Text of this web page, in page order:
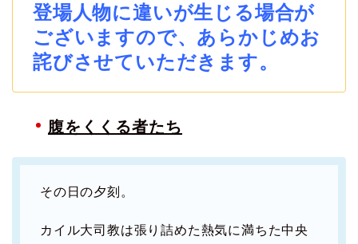
登場人物に違いが生じる場合が
ございますので、あらかじめお
詫びさせていただきます。
腹をくくる者たち
その日の夕刻。
カイル大司教は張り詰めた熱気に満ちた中央